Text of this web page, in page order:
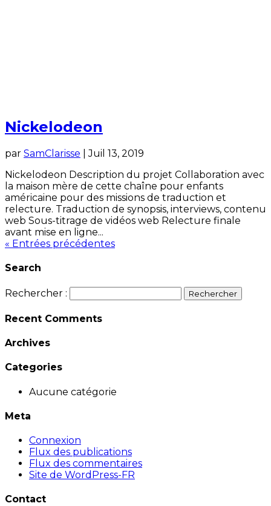
Nickelodeon
par SamClarisse |Juil 13, 2019
Nickelodeon Description du projet Collaboration avec
la maison mère de cette chaîne pour enfants
américaine pour des missions de traduction et
relecture. Traduction de synopsis, interviews, contenu
web Sous-titrage de vidéos web Relecture finale
avant mise en ligne...
« Entrées précédentes
Search
Rechercher :
Recent Comments
Archives
Categories
Aucune catégorie
Meta
Connexion
Flux des publications
Flux des commentaires
Site de WordPress-FR
Contact